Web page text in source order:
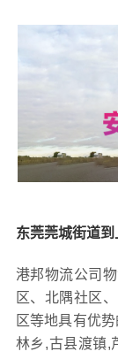
东莞莞城街道
港邦物流公司
区、北隅社区
区等地具有优
林乡,古县渡镇,